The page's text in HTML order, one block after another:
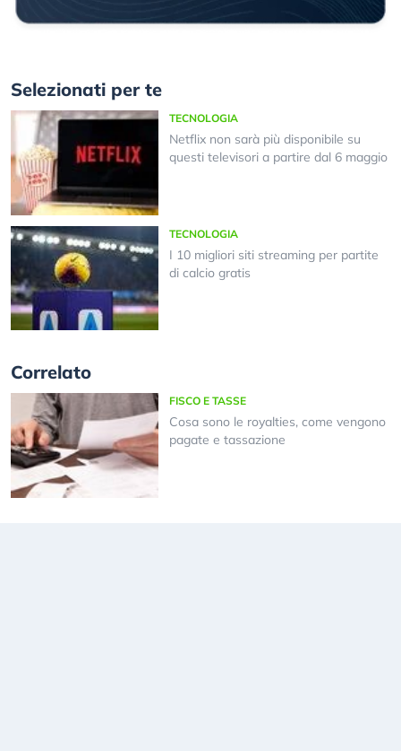
Selezionati per te
TECNOLOGIA
Netflix non sarà più disponibile su
questi televisori a partire dal 6 maggio
TECNOLOGIA
I 10 migliori siti streaming per partite
di calcio gratis
Correlato
FISCO E TASSE
Cosa sono le royalties, come vengono
pagate e tassazione